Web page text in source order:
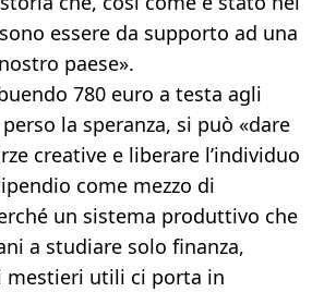
essere da supporto ad una
paese».
780 euro a testa agli
la speranza, si può «dare
creative e liberare l’individuo
come mezzo di
un sistema produttivo che
a studiare solo finanza,
mestieri utili ci porta in